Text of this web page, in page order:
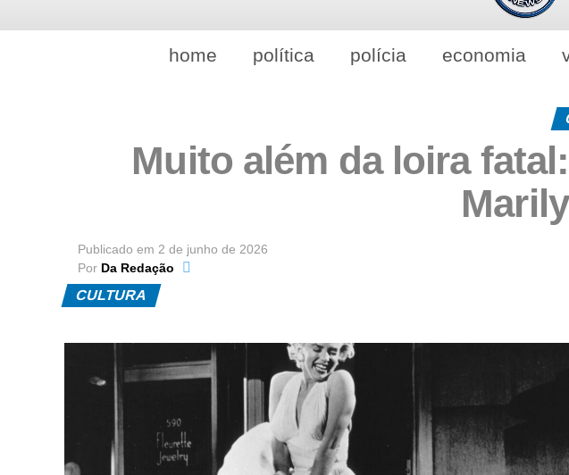
home política polícia economia
Muito além da loira
Publicado em 2 de junho de 2026
Por Da Redação
CULTURA